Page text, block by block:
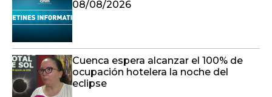
08/08/2026
Cuenca espera alcanzar el 100% de
ocupación hotelera la noche del
eclipse